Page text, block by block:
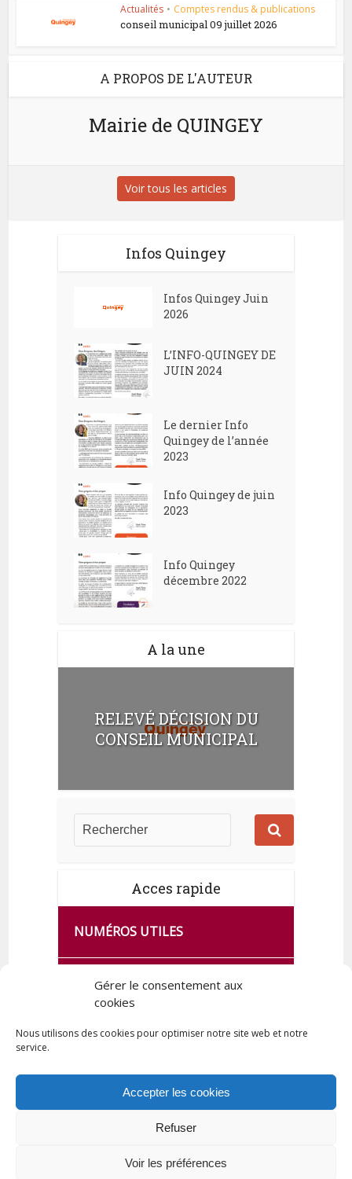
Gérer le consentement aux
cookies
Nous utilisons des cookies pour optimiser notre site web et notre
service.
Accepter les cookies
Refuser
Voir les préférences
Actualités • Comptes rendus & publications
conseil municipal 09 juillet 2026
A PROPOS DE L'AUTEUR
Mairie de QUINGEY
Voir tous les articles
Infos Quingey
Infos Quingey Juin
2026
L’INFO-QUINGEY DE
JUIN 2024
Le dernier Info
Quingey de l’année
2023
Info Quingey de juin
2023
Info Quingey
décembre 2022
A la une
RELEVÉ DÉCISION DU
CONSEIL MUNICIPAL
Acces rapide
NUMÉROS UTILES
CA SE PASSE À FRANCE SERVICES
DE QUINGEY
Tous droits réservés © 2023 Commune de Quingey / Création -